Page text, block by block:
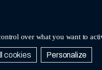
over what you want to
cookies Personalize